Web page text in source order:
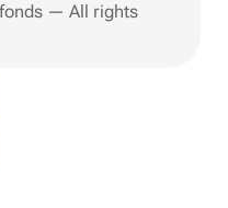
— All rights